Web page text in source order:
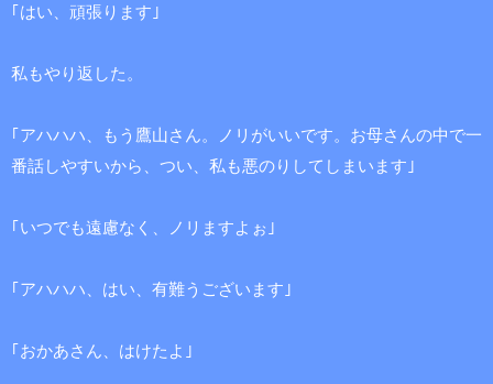
｢はい、頑張ります｣
私もやり返した。
｢アハハハ、もう鷹山さん。ノリがいいです。お母さんの中で一
番話しやすいから、つい、私も悪のりしてしまいます｣
｢いつでも遠慮なく、ノリますよぉ｣
｢アハハハ、はい、有難うございます｣
｢おかあさん、はけたよ｣